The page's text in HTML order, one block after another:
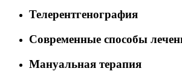
Телерентгенография
Современные способы
Мануальная терапия